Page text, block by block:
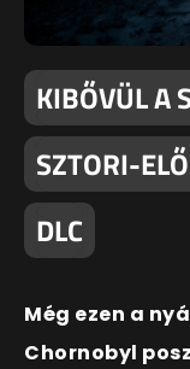
KIBŐVÜL A
SZTORI-
DLC
Még ezen a
Chornobyl